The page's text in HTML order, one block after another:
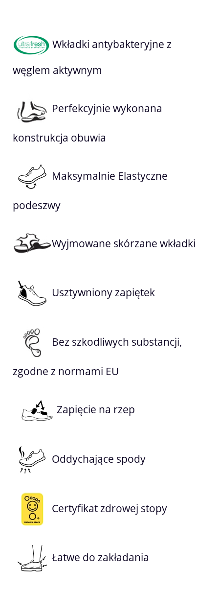
Wkładki antybakteryjne z
węglem aktywnym
Perfekcyjnie wykonana
konstrukcja obuwia
Maksymalnie Elastyczne
podeszwy
Wyjmowane skórzane wkładki
Usztywniony zapiętek
Bez szkodliwych substancji,
zgodne z normami EU
Zapięcie na rzep
Oddychające spody
Certyfikat zdrowej stopy
Łatwe do zakładania